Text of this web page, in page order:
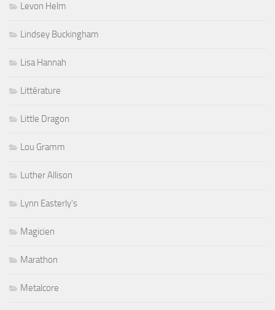
Levon Helm
Lindsey Buckingham
Lisa Hannah
Littérature
Little Dragon
Lou Gramm
Luther Allison
Lynn Easterly's
Magicien
Marathon
Metalcore